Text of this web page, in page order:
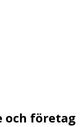
och företag